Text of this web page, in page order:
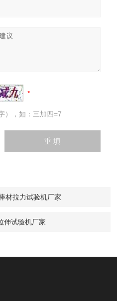
），如：三加四=7
材拉力试验机厂家
伸试验机厂家